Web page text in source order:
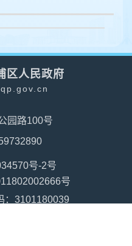
区人民政府
园路100号
号-2号
号
：3101180039